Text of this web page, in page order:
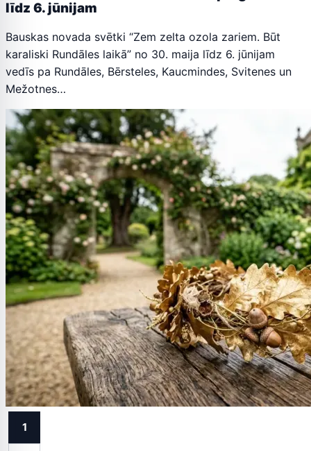
līdz 6. jūnijam
Bauskas novada svētki “Zem zelta ozola zariem. Būt
karaliski Rundāles laikā” no 30. maija līdz 6. jūnijam
vedīs pa Rundāles, Bērsteles, Kaucmindes, Svitenes un
Mežotnes…
1